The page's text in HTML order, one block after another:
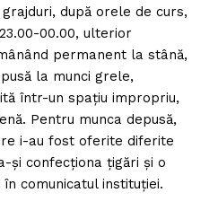
după orele de curs,
00.00, ulterior
permanent la stână,
la munci grele,
într-un spaţiu impropriu,
Pentru munca depusă,
i-au fost oferite diferite
şi confecţiona ţigări şi o
comunicatul instituţiei.